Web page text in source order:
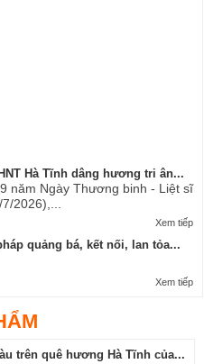
Hà Tĩnh dâng hương tri ân...
năm Ngày Thương binh - Liệt sĩ
2026),...
Xem tiếp
quảng bá, kết nối, lan tỏa...
Xem tiếp
trên quê hương Hà Tĩnh của...